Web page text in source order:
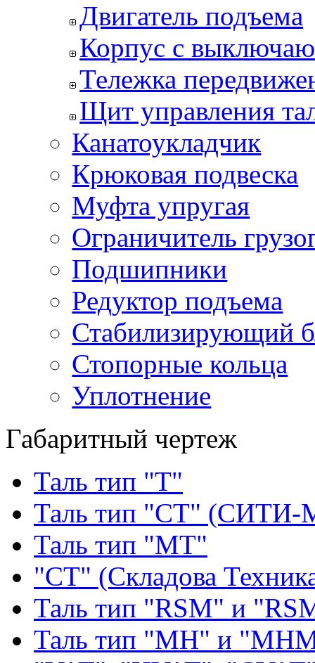
Двигатель подъема
Корпус с
Тележка
Щит управления
Канатоукладчик
Крюковая подвеска
Муфта упругая
Ограничитель
Подшипники
Редуктор подъема
Стабилизирующий
Стопорные кольца
Уплотнение
Габаритный чертеж
Таль тип "Т"
Таль тип "СТ" (СИТИ-
Таль тип "МТ"
"СТ" (Складова
Таль тип "RSМ" и
Таль тип "MH" и